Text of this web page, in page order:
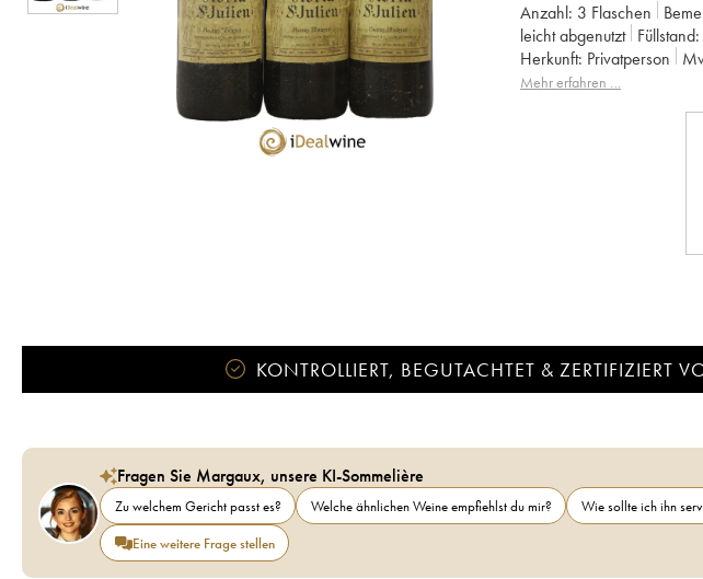
Anzahl: 3 Flaschen
leicht abgenutzt Füllstand:
Herkunft:
privatperson
Appellation: Saint-Julien
Mehr erfahren …
KONTROLLIERT, BEGUTACHTET & ZERTIFIZIERT
Fragen Sie Margaux, unsere KI-Sommelière
Zu welchem Gericht passt es? Welche ähnlichen Weine empfiehlst du mir? Wie sollte ich ihn
Eine weitere Frage stellen